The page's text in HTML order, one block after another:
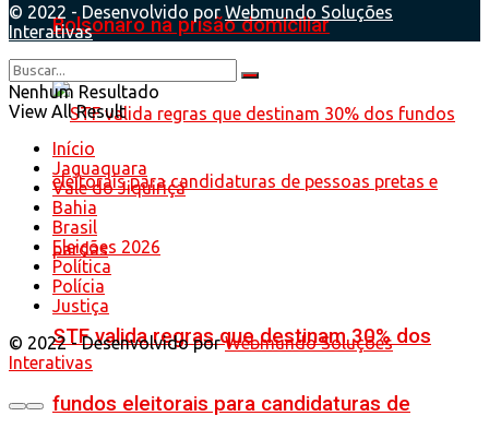
Bolsonaro na prisão domiciliar
STF valida regras que destinam 30% dos
fundos eleitorais para candidaturas de
© 2022 - Desenvolvido porWebmundo Soluções
Interativas
Nenhum Resultado
View All Result
Início
Jaguaquara
Vale do Jiquiriçá
Bahia
Brasil
Eleições 2026
Política
Polícia
Justiça
© 2022 - Desenvolvido porWebmundo Soluções
Interativas